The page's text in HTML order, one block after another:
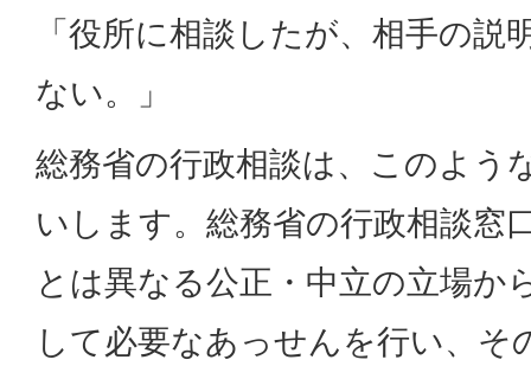
「役所に相談したが、相手の説
ない。」
総務省の行政相談は、このよう
いします。総務省の行政相談窓
とは異なる公正・中立の立場か
して必要なあっせんを行い、そ